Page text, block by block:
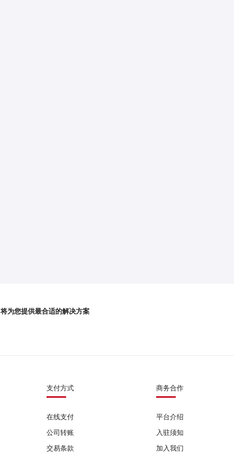
将为您提供最合适的解决方案
支付方式
在线支付
公司转账
交易条款
商务合作
平台介绍
入驻须知
加入我们